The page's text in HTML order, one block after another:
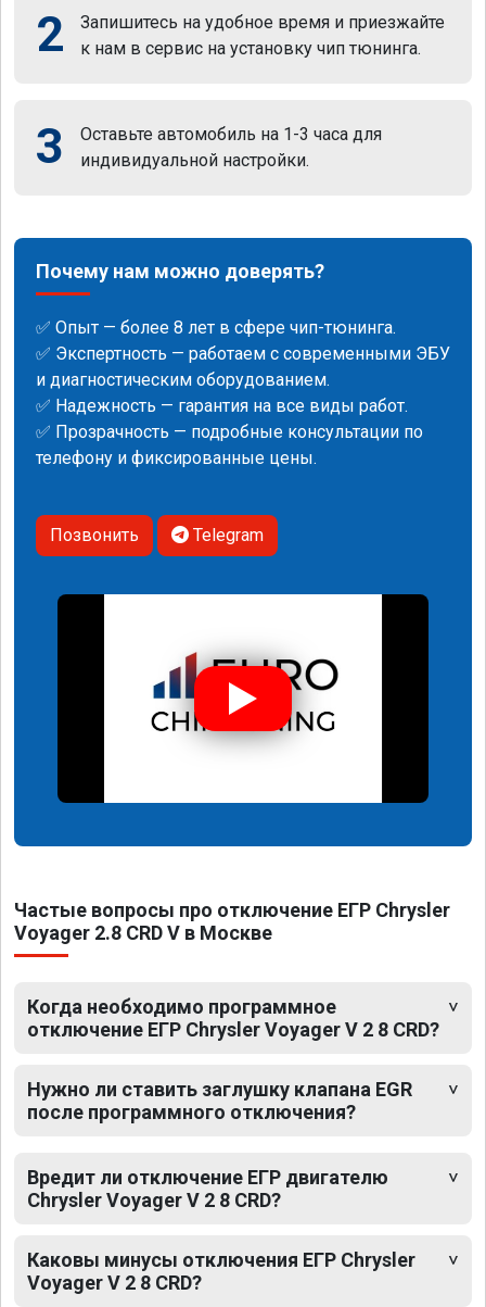
2
Запишитесь на удобное время и приезжайте
к нам в сервис на установку чип тюнинга.
3
Оставьте автомобиль на 1-3 часа для
индивидуальной настройки.
Почему нам можно доверять?
✅ Опыт — более 8 лет в сфере чип-тюнинга.
✅ Экспертность — работаем с современными ЭБУ
и диагностическим оборудованием.
✅ Надежность — гарантия на все виды работ.
✅ Прозрачность — подробные консультации по
телефону и фиксированные цены.
Позвонить Telegram
Частые вопросы про отключение ЕГР Chrysler
Voyager 2.8 CRD V в Москве
Когда необходимо программное
отключение ЕГР Chrysler Voyager V 2 8 CRD?
Нужно ли ставить заглушку клапана EGR
после программного отключения?
Вредит ли отключение ЕГР двигателю
Chrysler Voyager V 2 8 CRD?
Каковы минусы отключения ЕГР Chrysler
Voyager V 2 8 CRD?